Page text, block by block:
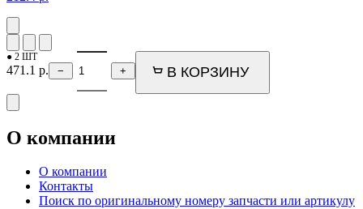
● 2 ШТ
471.1 р. − + В КОРЗИНУ
О компании
О компании
Контакты
Поиск по оригинальному номеру запчасти или артикулу